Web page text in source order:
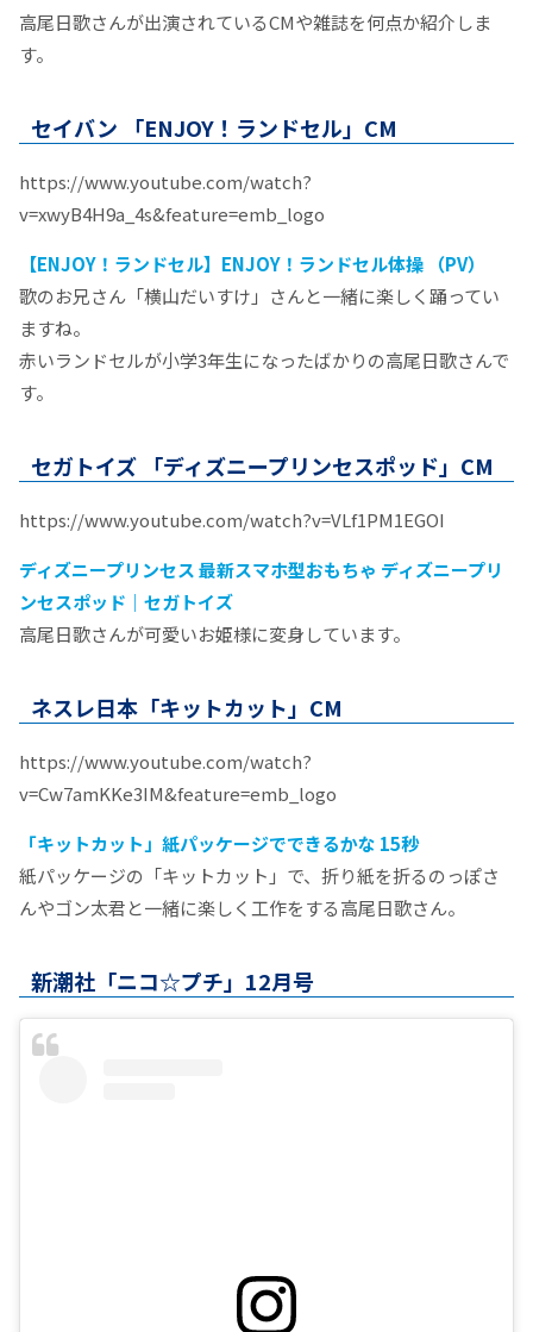
高尾日歌さんが出演されているCMや雑誌を何点か紹介しま
す。
セイバン 「ENJOY！ランドセル」CM
https://www.youtube.com/watch?
v=xwyB4H9a_4s&feature=emb_logo
【ENJOY！ランドセル】ENJOY！ランドセル体操 （PV）
歌のお兄さん「横山だいすけ」さんと一緒に楽しく踊ってい
ますね。
赤いランドセルが小学3年生になったばかりの高尾日歌さんで
す。
セガトイズ 「ディズニープリンセスポッド」CM
https://www.youtube.com/watch?v=VLf1PM1EGOI
ディズニープリンセス 最新スマホ型おもちゃ ディズニープリ
ンセスポッド｜セガトイズ
高尾日歌さんが可愛いお姫様に変身しています。
ネスレ日本「キットカット」CM
https://www.youtube.com/watch?
v=Cw7amKKe3IM&feature=emb_logo
「キットカット」紙パッケージでできるかな 15秒
紙パッケージの「キットカット」で、折り紙を折るのっぽさ
んやゴン太君と一緒に楽しく工作をする高尾日歌さん。
新潮社「ニコ☆プチ」12月号